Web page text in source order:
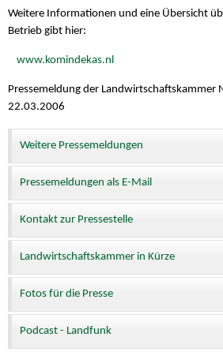
Weitere Informationen und eine Übersicht
Betrieb gibt hier:
www.komindekas.nl
Pressemeldung der Landwirtschaftskammer
22.03.2006
Weitere Pressemeldungen
Pressemeldungen als E-Mail
Kontakt zur Pressestelle
Landwirtschaftskammer in Kürze
Fotos für die Presse
Podcast - Landfunk